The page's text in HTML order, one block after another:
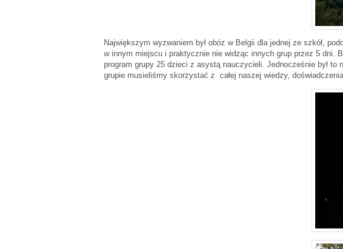
Największym wyzwaniem był obóz w Belgii dla jednej ze szkół,
w innym miejscu i praktycznie nie widząc innych grup przez 5 dni.
program grupy 25 dzieci z asystą nauczycieli. Jednocześnie był
grupie musieliśmy skorzystać z całej naszej wiedzy,